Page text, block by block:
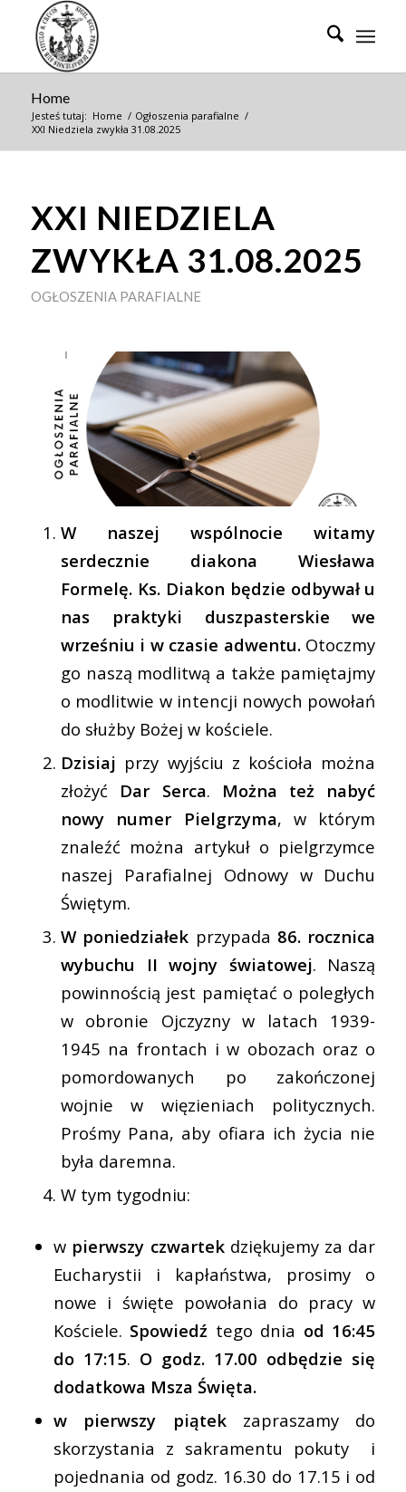
Home
Jesteś tutaj: Home / Ogłoszenia parafialne /
XXI Niedziela zwykła 31.08.2025
XXI NIEDZIELA
ZWYKŁA 31.08.2025
OGŁOSZENIA PARAFIALNE
W naszej wspólnocie witamy
serdecznie diakona Wiesława
Formelę. Ks. Diakon będzie odbywał u
nas praktyki duszpasterskie we
wrześniu i w czasie adwentu. Otoczmy
go naszą modlitwą a także pamiętajmy
o modlitwie w intencji nowych powołań
do służby Bożej w kościele.
Dzisiaj przy wyjściu z kościoła można
złożyć Dar Serca. Można też nabyć
nowy numer Pielgrzyma, w którym
znaleźć można artykuł o pielgrzymce
naszej Parafialnej Odnowy w Duchu
Świętym.
W poniedziałek przypada 86. rocznica
wybuchu II wojny światowej. Naszą
powinnością jest pamiętać o poległych
w obronie Ojczyzny w latach 1939-
1945 na frontach i w obozach oraz o
pomordowanych po zakończonej
wojnie w więzieniach politycznych.
Prośmy Pana, aby ofiara ich życia nie
była daremna.
W tym tygodniu:
w pierwszy czwartekdziękujemy za dar
Eucharystii i kapłaństwa, prosimy o
nowe i święte powołania do pracy w
Kościele. Spowiedź tego dnia od 16:45
do 17:15. O godz. 17.00 odbędzie się
dodatkowa Msza Święta.
w pierwszy piątekzapraszamy do
skorzystania z sakramentu pokuty i
pojednania od godz. 16.30 do 17.15 i od